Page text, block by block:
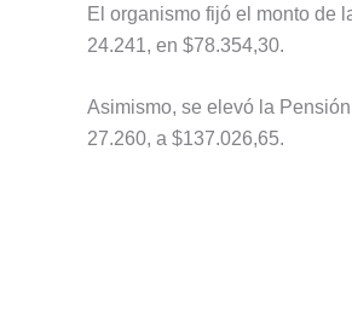
El organismo fijó el monto de
24.241, en $78.354,30.
Asimismo, se elevó la
27.260, a $137.026,65.